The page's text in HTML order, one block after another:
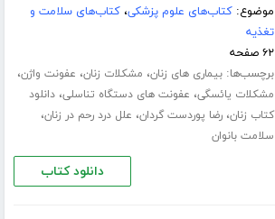
موضوع:کتاب‌های علوم پزشکی،کتاب‌های سلامت و
تغذیه
۶۲ صفحه
برچسب‌ها:بیماری های زنان، مشکلات زنان، عفونت واژن،
مشکلات یائسگی، عفونت های دستگاه تناسلی،دانلود
کتاب زنان،رضا پوردست گردان، علل درد رحم در زنان،
سلامت بانوان
دانلود کتاب